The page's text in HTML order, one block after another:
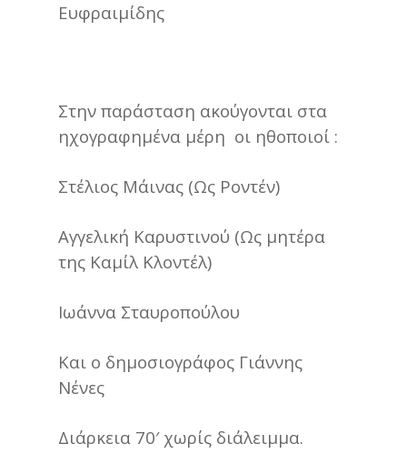
Ευφραιμίδης
Στην παράσταση ακούγονται στα
ηχογραφημένα μέρη οι ηθοποιοί :
Στέλιος Μάινας (Ως Ροντέν)
Αγγελική Καρυστινού (Ως μητέρα
της Καμίλ Κλοντέλ)
Ιωάννα Σταυροπούλου
Και ο δημοσιογράφος Γιάννης
Νένες
Διάρκεια 70′ χωρίς διάλειμμα.